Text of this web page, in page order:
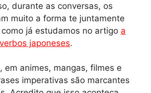
durante as conversas, os
muito a forma te juntamente
como já estudamos no artigo a
japoneses.
em animes, mangas, filmes e
imperativas são marcantes